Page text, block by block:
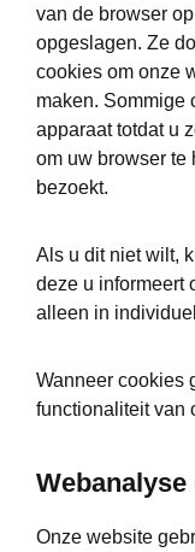
van de browser
opgeslagen. Ze
cookies om onze
maken. Sommige
apparaat totdat u
om uw browser te
bezoekt.
Als u dit niet wilt,
deze u informeert
alleen in
Wanneer cookies
functionaliteit van
Onze website